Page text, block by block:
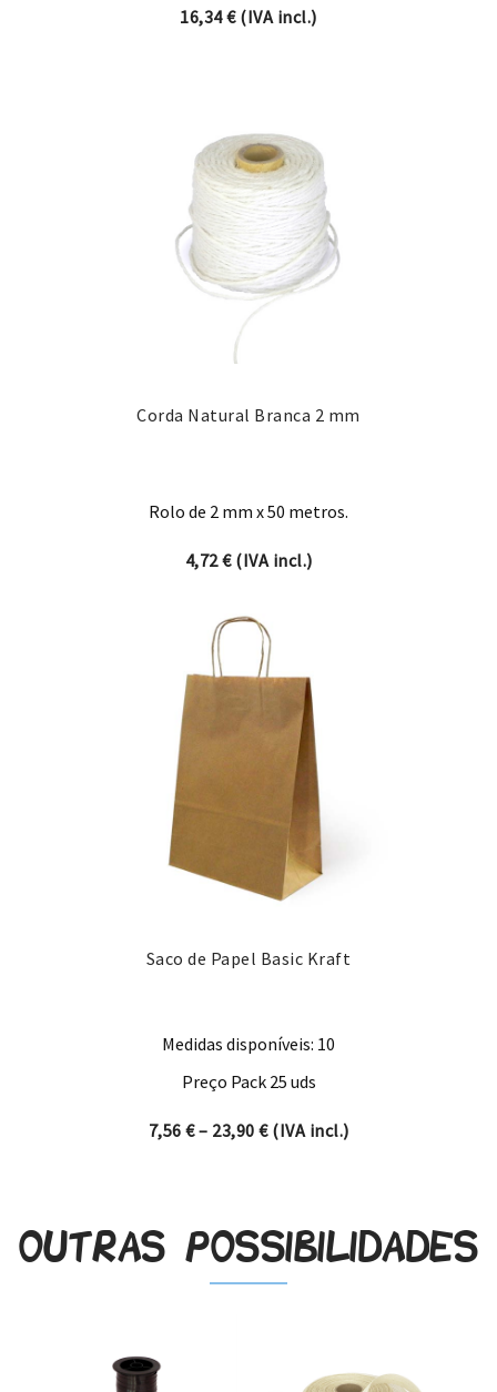
16,34€(IVA incl.)
Corda Natural Branca 2 mm
Rolo de 2 mm x 50 metros.
4,72€(IVA incl.)
Saco de Papel Basic Kraft
Medidas disponíveis: 10
Preço Pack 25 uds
7,56 €– 23,90 €Price range: 7,56 € through
(IVA incl.)
Outras possibilidades